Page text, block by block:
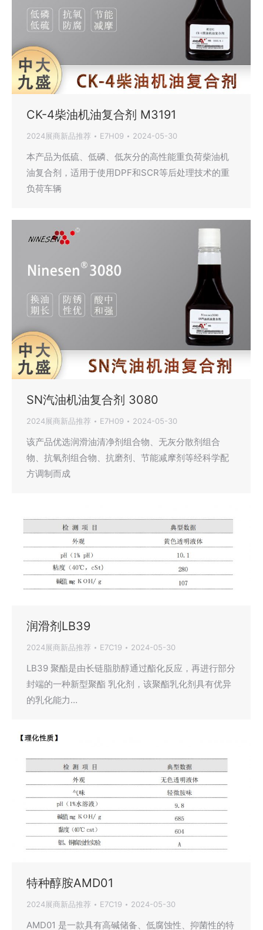
CK-4柴油机油复合剂 M3191
2024展商新品推荐 E7H09 2024-05-30
本产品为低硫、低磷、低灰分的高性能重负荷柴油机
油复合剂，适用于使用DPF和SCR等后处理技术的重
负荷车辆
SN汽油机油复合剂 3080
2024展商新品推荐 E7H09 2024-05-30
该产品优选润滑油清净剂组合物、无灰分散剂组合
物、抗氧剂组合物、抗磨剂、节能减摩剂等经科学配
方调制而成
润滑剂LB39
2024展商新品推荐 E7C19 2024-05-30
LB39 聚酯是由长链脂肪醇通过酯化反应，再进行部分
封端的一种新型聚酯 乳化剂，该聚酯乳化剂具有优异
的乳化能力…
特种醇胺AMD01
2024展商新品推荐 E7C19 2024-05-30
AMD01 是一款具有高碱储备、低腐蚀性、抑菌性的特